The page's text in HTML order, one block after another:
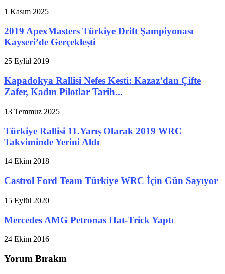
1 Kasım 2025
2019 ApexMasters Türkiye Drift Şampiyonası
Kayseri’de Gerçekleşti
25 Eylül 2019
Kapadokya Rallisi Nefes Kesti: Kazaz’dan Çifte
Zafer, Kadın Pilotlar Tarih...
13 Temmuz 2025
Türkiye Rallisi 11.Yarış Olarak 2019 WRC
Takviminde Yerini Aldı
14 Ekim 2018
Castrol Ford Team Türkiye WRC İçin Gün Sayıyor
15 Eylül 2020
Mercedes AMG Petronas Hat-Trick Yaptı
24 Ekim 2016
Yorum Bırakın